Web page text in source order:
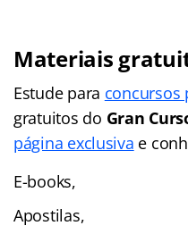
Materiais
Estude para concursos
gratuitos do Gran
página exclusiva e
E-books,
Apostilas,